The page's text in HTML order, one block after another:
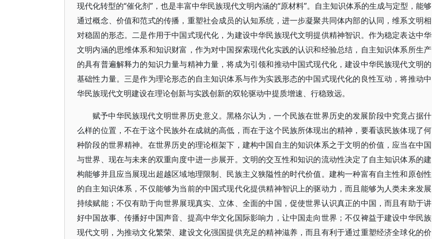
现代化转型的“催化剂”，也是丰富中华民族现代文明内涵的“原材料”。自主知识体系的生成与定型，能够
通过概念、价值和范式的传播，重塑社会成员的认知系统，进一步凝聚共同体内部的认同，维系文明相
对稳固的形态。二是作用于中国式现代化，为建设中华民族现代文明提供精神智识。作为稳定表达中华
文明内涵的思维体系和知识财富，作为对中国探索现代化实践的认识和经验总结，自主知识体系所生产
的具有普遍解释力的知识力量与精神力量，将成为引领和推动中国式现代化，建设中华民族现代文明的
基础性力量。三是作为理论形态的自主知识体系与作为实践形态的中国式现代化的良性互动，将推动中
华民族现代文明建设在理论创新与实践创新的双轮驱动中提质增速、行稳致远。
赋予中华民族现代文明世界历史意义。黑格尔认为，一个民族在世界历史的发展阶段中究竟占据什
么样的位置，不在于这个民族外在成就的高低，而在于这个民族所体现出的精神，要看该民族体现了何
种阶段的世界精神。在世界历史的理论框架下，建构中国自主的知识体系之于文明的价值，应当在中国
与世界、现在与未来的双重向度中进一步展开。文明的交互性和知识的流动性决定了自主知识体系的建
构能够并且应当展现出超越区域地理限制、民族主义狭隘性的时代价值。建构一种富有自主性和原创性
的自主知识体系，不仅能够为当前的中国式现代化提供精神智识上的驱动力，而且能够为人类未来发展
持续赋能；不仅有助于向世界展现真实、立体、全面的中国，促使世界认识真正的中国，而且有助于讲
好中国故事、传播好中国声音、提高中华文化国际影响力，让中国走向世界；不仅裨益于建设中华民族
现代文明，为推动文化繁荣、建设文化强国提供充足的精神滋养，而且有利于通过重塑经济全球化的价